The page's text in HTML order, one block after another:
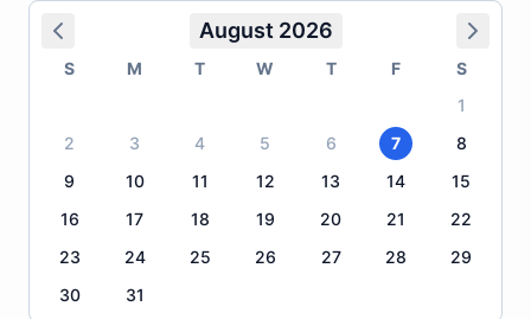
August 2026
S M T W T F
S
1
2
3 4 5 6 7
8
9
10 11 12 13 14
15
16
17 18 19 20 21
22
23
24 25 26 27 28
29
30
31